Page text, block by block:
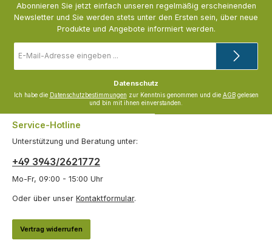
Abonnieren Sie jetzt einfach unseren regelmäßig erscheinenden
Newsletter und Sie werden stets unter den Ersten sein, über neue
Produkte und Angebote informiert werden.
Mail-
Datenschutz
Ich habe die Datenschutzbestimmungen zur Kenntnis genommen und die AGBgelesen
und bin mit ihnen einverstanden.
Service-Hotline
Unterstützung und Beratung unter:
+49 3943/2621772
Mo-Fr, 09:00 - 15:00 Uhr
Oder über unser Kontaktformular.
Vertrag widerrufen